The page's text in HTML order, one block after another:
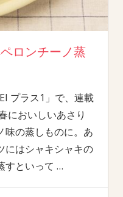
ロンチーノ蒸
プラス1」で、連載
においしいあさり
味の蒸しものに。あ
にはシャキシャキの
すといって …